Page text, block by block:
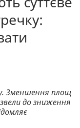
Зменшення площ
до зниження